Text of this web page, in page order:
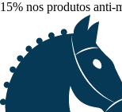
15% nos produtos anti-